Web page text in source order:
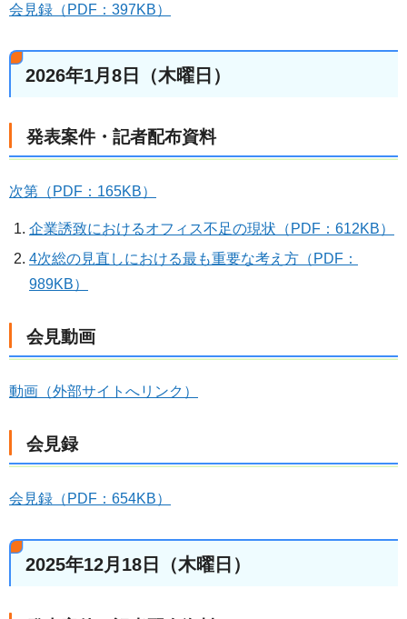
会見録（PDF：397KB）
2026年1月8日（木曜日）
発表案件・記者配布資料
次第（PDF：165KB）
企業誘致におけるオフィス不足の現状（PDF：612KB）
4次総の見直しにおける最も重要な考え方（PDF：
989KB）
会見動画
動画（外部サイトへリンク）
会見録
会見録（PDF：654KB）
2025年12月18日（木曜日）